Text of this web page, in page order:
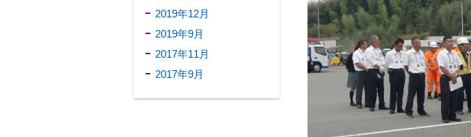
2019年12月
2019年9月
2017年11月
2017年9月